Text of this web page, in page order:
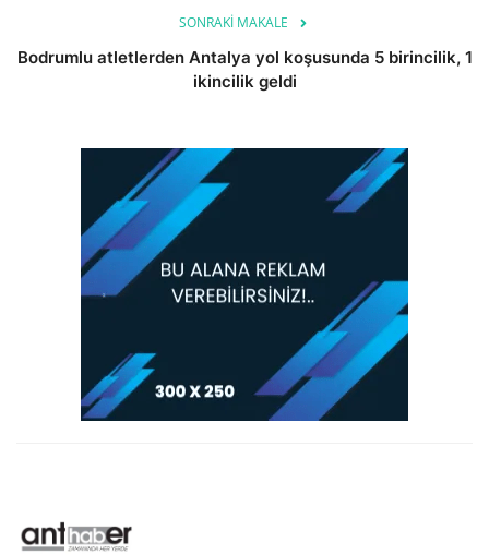
SONRAKI MAKALE
Bodrumlu atletlerden Antalya yol koşusunda 5 birincilik, 1
ikincilik geldi